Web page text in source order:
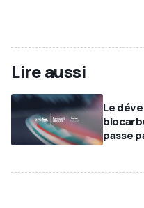
Lire aussi
Le
passe